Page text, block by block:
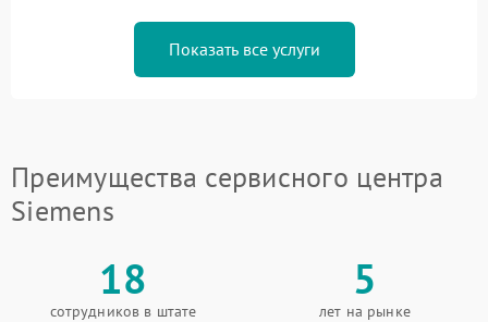
Показать все услуги
Преимущества сервисного центра
Siemens
18
сотрудников в штате
5
лет на рынке